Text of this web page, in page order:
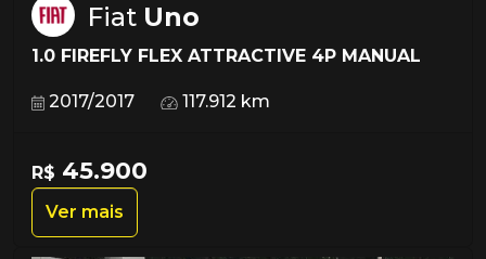
Fiat Uno
1.0 FIREFLY FLEX ATTRACTIVE 4P MANUAL
2017/2017 117.912 km
R$ 45.900
Ver mais